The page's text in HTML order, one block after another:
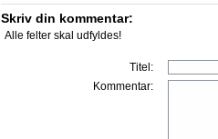
Skriv din kommentar:
Alle felter skal udfyldes!
Titel:
Kommentar: